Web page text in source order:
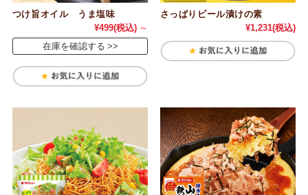
つけ旨オイル うま塩味
¥499(税込) ～
在庫を確認する
さっぱりビール漬けの素
¥1,231(税込)